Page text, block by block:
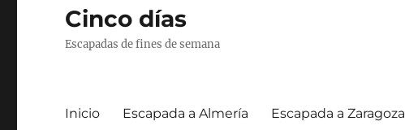
Cinco días
Escapadas de fines de semana
Inicio Escapada a Almería Escapada a Zaragoza